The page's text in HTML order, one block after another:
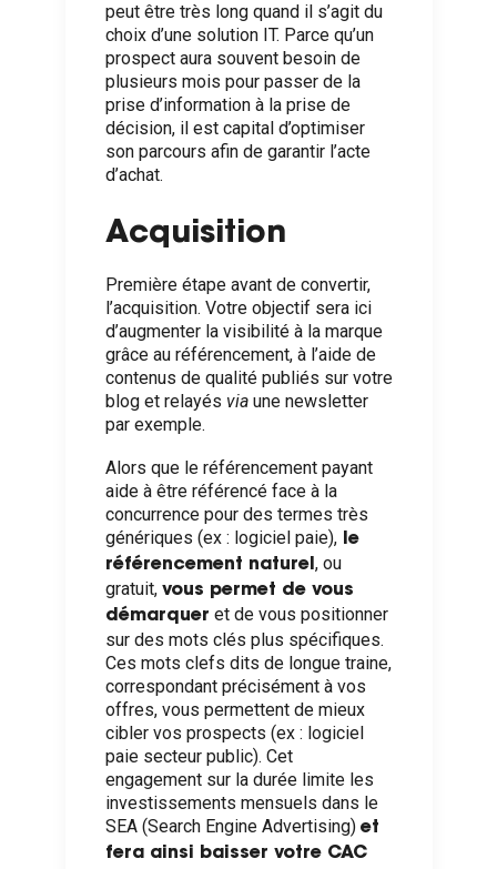
peut être très long quand il s’agit du
choix d’une solution IT. Parce qu’un
prospect aura souvent besoin de
plusieurs mois pour passer de la
prise d’information à la prise de
décision, il est capital d’optimiser
son parcours afin de garantir l’acte
d’achat.
Acquisition
Première étape avant de convertir,
l’acquisition. Votre objectif sera ici
d’augmenter la visibilité à la marque
grâce au référencement, à l’aide de
contenus de qualité publiés sur votre
blog et relayés viaune newsletter
par exemple.
Alors que le référencement payant
aide à être référencé face à la
concurrence pour des termes très
génériques (ex : logiciel paie),le
référencement naturel , ou
gratuit, vous permet de vous
démarquer et de vous positionner
sur des mots clés plus spécifiques.
Ces mots clefs dits de longue traine,
correspondant précisément à vos
offres, vous permettent de mieux
cibler vos prospects (ex : logiciel
paie secteur public). Cet
engagement sur la durée limite les
investissements mensuels dans le
SEA (Search Engine Advertising) et
fera ainsi baisser votre CAC